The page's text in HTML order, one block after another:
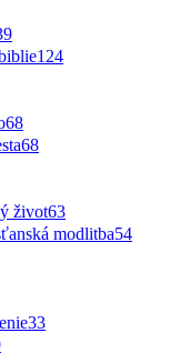
124
68
68
život63
modlitba54
33